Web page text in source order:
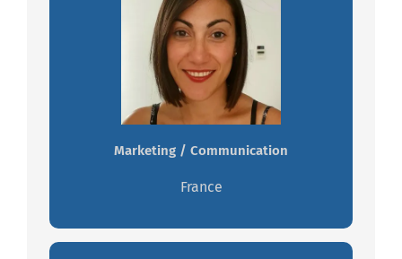
Marketing / Communication
France
Ayant une double compétence
Scientifique/Management et le goût du
challenge, je suis motivée pour relever
de nouveaux défis
Travaillez avec Nouria